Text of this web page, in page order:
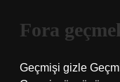
Fora
Geçmişi gizle